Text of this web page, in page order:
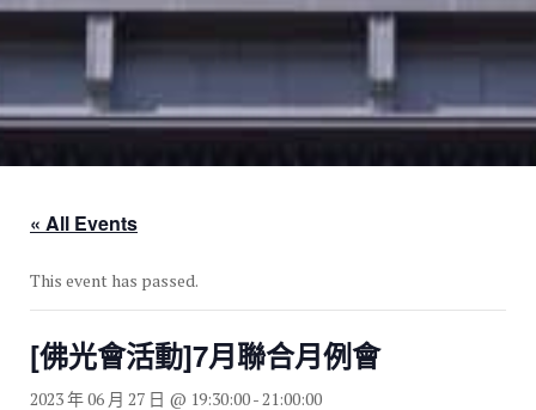
« All Events
This event has passed.
[佛光會活動]7月聯合月例會
2023 年 06 月 27 日 @ 19:30:00-21:00:00